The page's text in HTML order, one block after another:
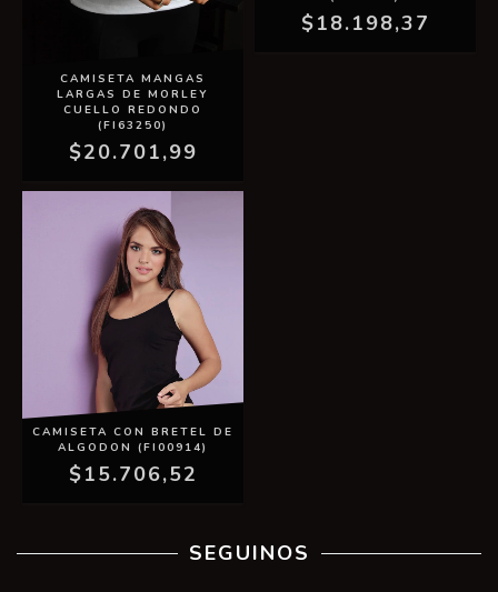
CAMISETA MANGAS
LARGAS DE MORLEY
CUELLO REDONDO
(FI63250)
$20.701,99
$18.198,37
CAMISETA CON BRETEL DE
ALGODON (FI00914)
$15.706,52
SEGUINOS